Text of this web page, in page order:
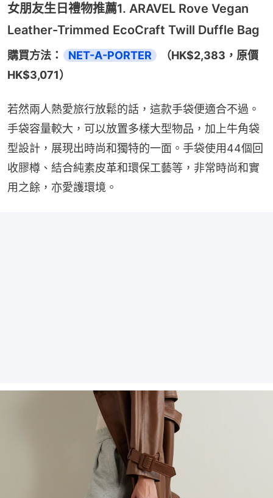
女朋友生日禮物推薦1. ARAVEL Rove Vegan
Leather-Trimmed EcoCraft Twill Duffle Bag
購買方法： NET-A-PORTER
（HK$2,383，原價
HK$3,071）
若然兩人熱愛旅行放鬆的話，這款手袋便適合不過。
手袋容量較大，可以放置多樣大型物品，加上牛角袋
型設計，展現出時尚和獨特的一面。手袋使用44個回
收膠樽、結合純素皮革和環保工藝等，非常時尚和實
用之餘，亦愛護環境。